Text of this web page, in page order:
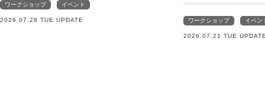
ワークショップ イベント
2026.07.28 TUE UPDATE ワークショップ イベン
2026.07.21 TUE